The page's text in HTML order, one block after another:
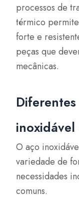
processos de
térmico
forte e
peças que
mecânicas.
O aço
variedade de
necessidades
comuns.